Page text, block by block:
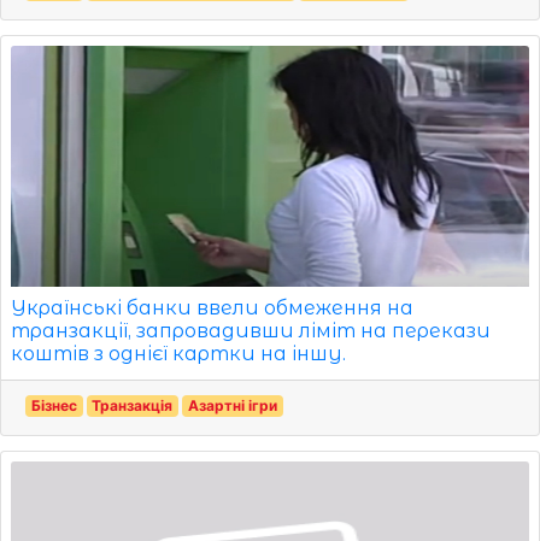
Українські банки ввели обмеження на
транзакції, запровадивши ліміт на перекази
коштів з однієї картки на іншу.
Бізнес Транзакція Азартні ігри